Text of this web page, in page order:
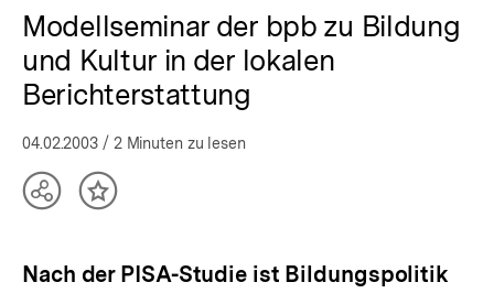
Modellseminar der bpb zu Bildung
und Kultur in der lokalen
Berichterstattung
04.02.2003 / 2 Minuten zu lesen
TeilenInhalt
Nach der PISA-Studie ist Bildungspolitik